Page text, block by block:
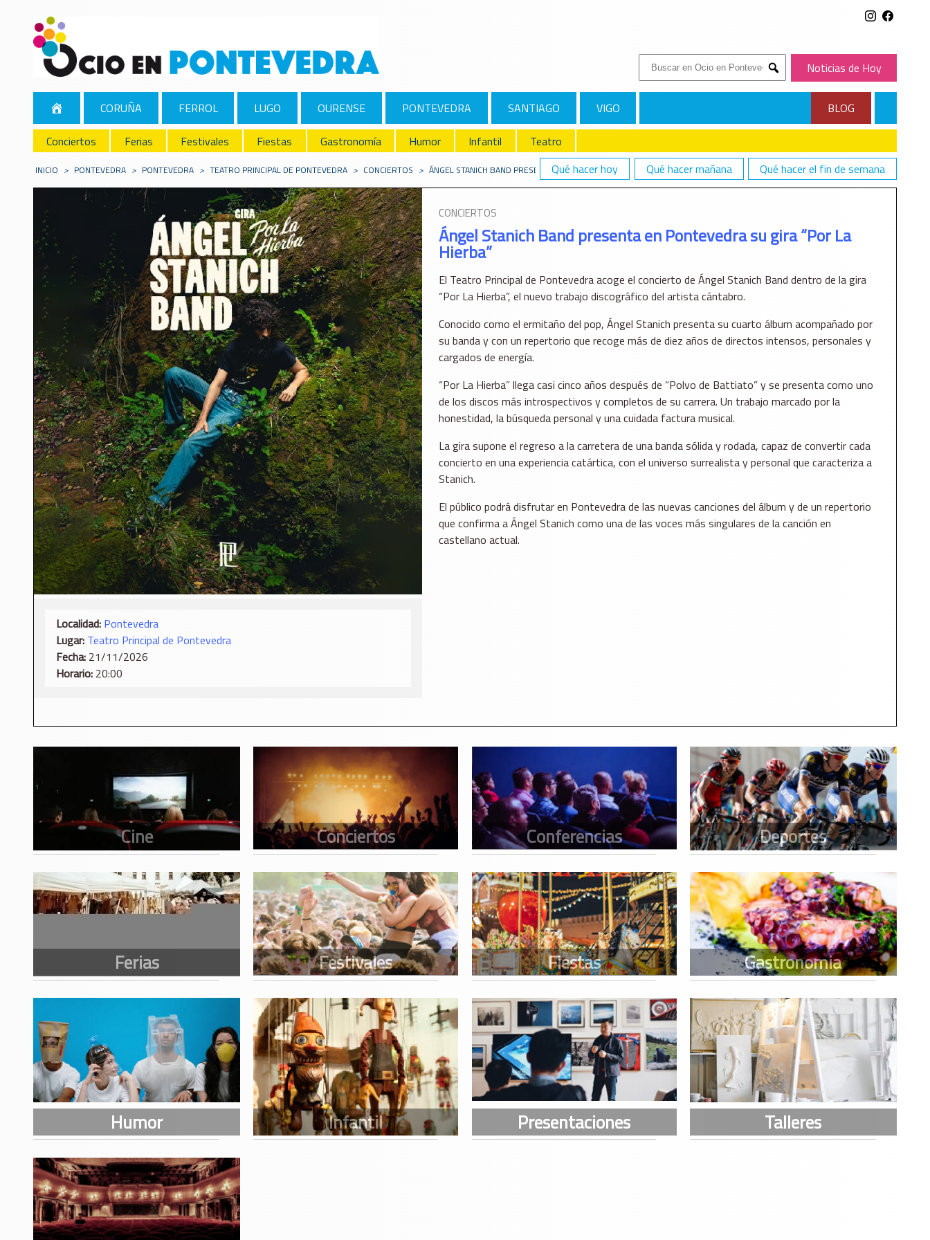
Buscar:
Submit
Noticias de Hoy
CORUÑA FERROL LUGO OURENSE PONTEVEDRA SANTIAGO VIGO
BLOG
Conciertos
Ferias Festivales Fiestas Gastronomía Humor Infantil
Teatro
Qué hacer hoy
Qué hacer mañana Qué hacer el fin de semana
INICIO > PONTEVEDRA > PONTEVEDRA > TEATRO PRINCIPAL DE PONTEVEDRA > CONCIERTOS > ÁNGEL STANICH BAND PRESENTA EN PONTEVEDRA SU GIRA “POR LA HIERBA”
Localidad: Pontevedra
Lugar: Teatro Principal de Pontevedra
Fecha: 21/11/2026
Horario: 20:00
CONCIERTOS
Ángel Stanich Band presenta en Pontevedra su gira “Por La
Hierba”
El Teatro Principal de Pontevedra acoge el concierto de Ángel Stanich Band dentro de la gira
“Por La Hierba”, el nuevo trabajo discográfico del artista cántabro.
Conocido como el ermitaño del pop, Ángel Stanich presenta su cuarto álbum acompañado por
su banda y con un repertorio que recoge más de diez años de directos intensos, personales y
cargados de energía.
“Por La Hierba” llega casi cinco años después de “Polvo de Battiato” y se presenta como uno
de los discos más introspectivos y completos de su carrera. Un trabajo marcado por la
honestidad, la búsqueda personal y una cuidada factura musical.
La gira supone el regreso a la carretera de una banda sólida y rodada, capaz de convertir cada
concierto en una experiencia catártica, con el universo surrealista y personal que caracteriza a
Stanich.
El público podrá disfrutar en Pontevedra de las nuevas canciones del álbum y de un repertorio
que confirma a Ángel Stanich como una de las voces más singulares de la canción en
castellano actual.